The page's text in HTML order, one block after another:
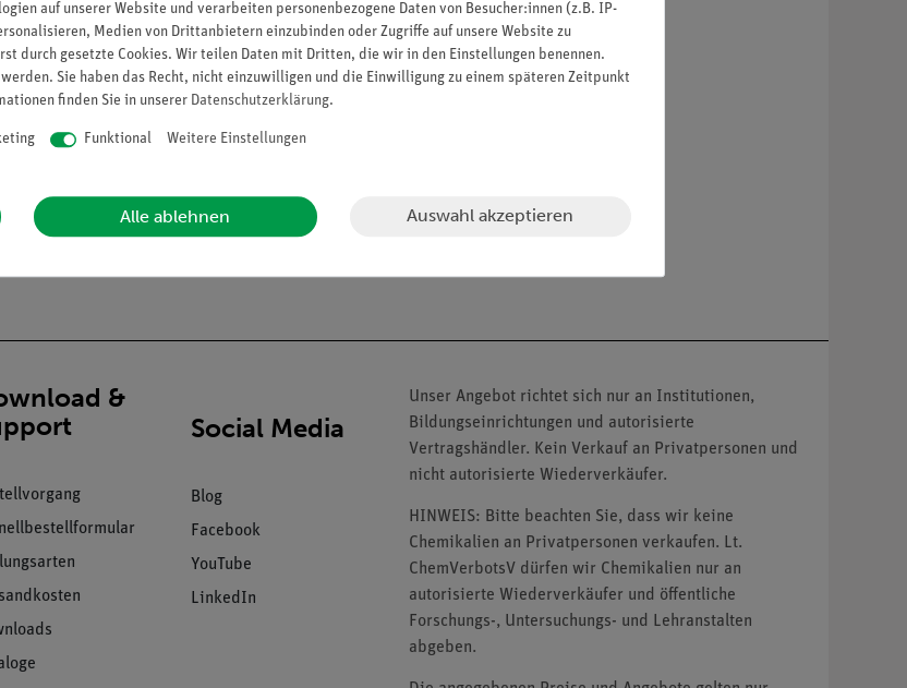
&
Social Media
Blog
Facebook
YouTube
LinkedIn
Unser Angebot richtet sich nur an Institutionen,
Bildungseinrichtungen und autorisierte
Vertragshändler. Kein Verkauf an Privatpersonen und
nicht autorisierte Wiederverkäufer.
HINWEIS: Bitte beachten Sie, dass wir keine
Chemikalien an Privatpersonen verkaufen. Lt.
ChemVerbotsV dürfen wir Chemikalien nur an
autorisierte Wiederverkäufer und öffentliche
Forschungs-, Untersuchungs- und Lehranstalten
abgeben.
auf unserer Website und verarbeiten personenbezogene Daten von Besucher:innen (z.B. IP-
Medien von Drittanbietern einzubinden oder Zugriffe auf unsere Website zu
durch gesetzte Cookies. Wir teilen Daten mit Dritten, die wir in den Einstellungen benennen.
Sie haben das Recht, nicht einzuwilligen und die Einwilligung zu einem späteren Zeitpunkt
finden Sie in unserer Daten­schutz­erklärung.
Funktional Weitere Einstellungen
Alle ablehnen Auswahl akzeptieren